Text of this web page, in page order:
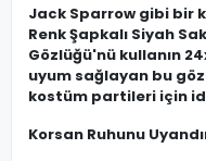
Jack Sparrow gibi bir
Renk Şapkalı Siyah
Gözlüğü'nü kullanın
uyum sağlayan bu
kostüm partileri için
Korsan Ruhunu